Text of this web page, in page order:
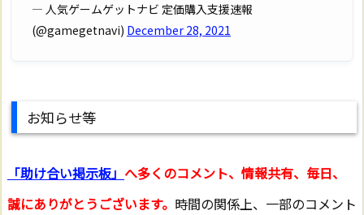
— 人気ゲームゲットナビ 定価購入支援速報
(@gamegetnavi) December 28, 2021
お知らせ等
「助け合い掲示板」 へ多くのコメント、情報共有、毎日、
誠にありがとうございます。 時間の関係上、一部のコメント